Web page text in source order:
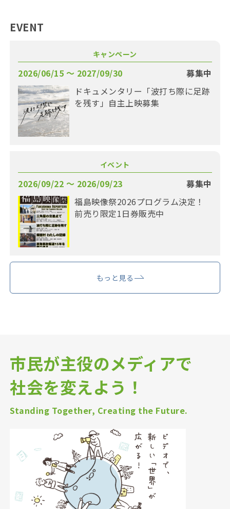
EVENT
キャンペーン
2026/06/15 〜 2027/09/30
募集中
ドキュメンタリー「波打ち際に足跡
を残す」自主上映募集
イベント
2026/09/22 〜 2026/09/23
募集中
福島映像祭2026プログラム決定！
前売り限定1日券販売中
もっと見る
市民が主役のメディアで
社会を変えよう！
Standing Together, Creating the Future.